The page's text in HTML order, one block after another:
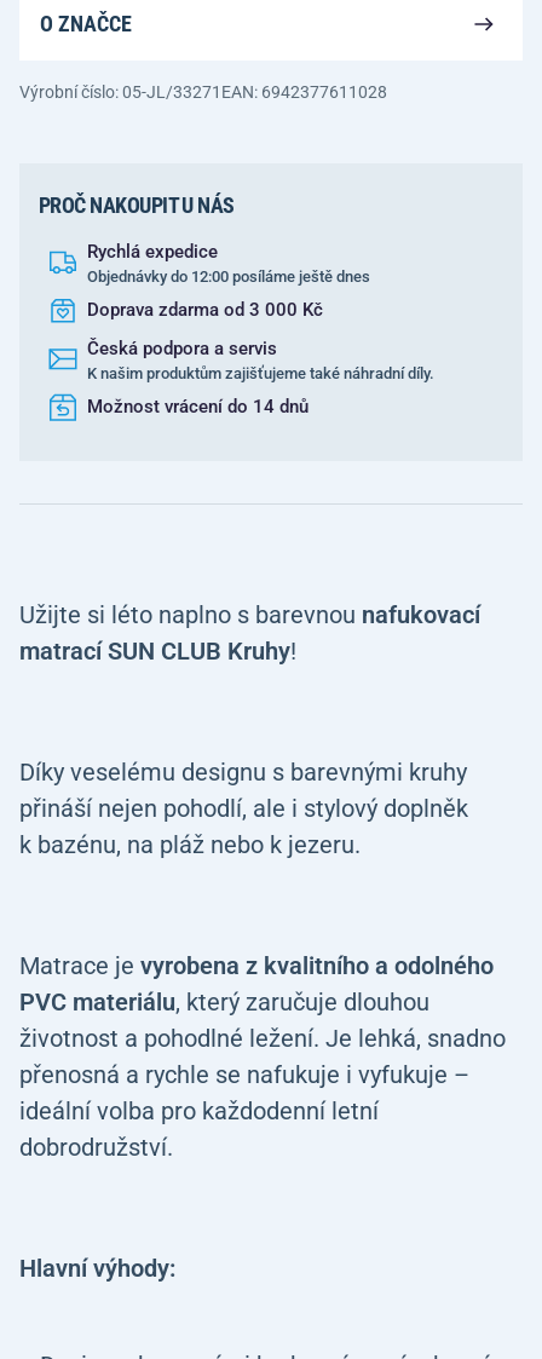
O ZNAČCE
Výrobní číslo: 05-JL/33271 EAN: 6942377611028
PROČ NAKOUPIT U NÁS
Rychlá expedice
Objednávky do 12:00 posíláme ještě dnes
Doprava zdarma od 3 000 Kč
Česká podpora a servis
K našim produktům zajišťujeme také náhradní díly.
Možnost vrácení do 14 dnů
Užijte si léto naplno s barevnou nafukovací
matrací SUN CLUB Kruhy!
Díky veselému designu s barevnými kruhy
přináší nejen pohodlí, ale i stylový doplněk
k bazénu, na pláž nebo k jezeru.
Matrace je vyrobena z kvalitního a odolného
PVC materiálu, který zaručuje dlouhou
životnost a pohodlné ležení. Je lehká, snadno
přenosná a rychle se nafukuje i vyfukuje –
ideální volba pro každodenní letní
dobrodružství.
Hlavní výhody: